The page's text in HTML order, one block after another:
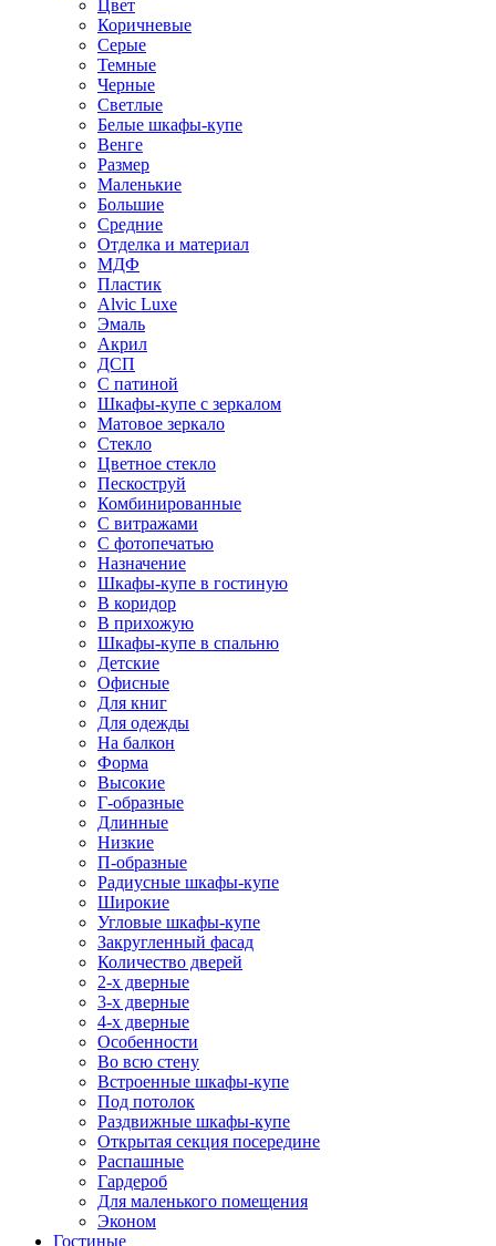
Цвет
Коричневые
Серые
Темные
Черные
Светлые
Белые шкафы-купе
Венге
Размер
Маленькие
Большие
Средние
Отделка и материал
МДФ
Пластик
Alvic Luxe
Эмаль
Акрил
ДСП
С патиной
Шкафы-купе с зеркалом
Матовое зеркало
Стекло
Цветное стекло
Пескоструй
Комбинированные
С витражами
С фотопечатью
Назначение
Шкафы-купе в гостиную
В коридор
В прихожую
Шкафы-купе в спальню
Детские
Офисные
Для книг
Для одежды
На балкон
Форма
Высокие
Г-образные
Длинные
Низкие
П-образные
Радиусные шкафы-купе
Широкие
Угловые шкафы-купе
Закругленный фасад
Количество дверей
2-х дверные
3-х дверные
4-х дверные
Особенности
Во всю стену
Встроенные шкафы-купе
Под потолок
Раздвижные шкафы-купе
Открытая секция посередине
Распашные
Гардероб
Для маленького помещения
Эконом
Гостиные